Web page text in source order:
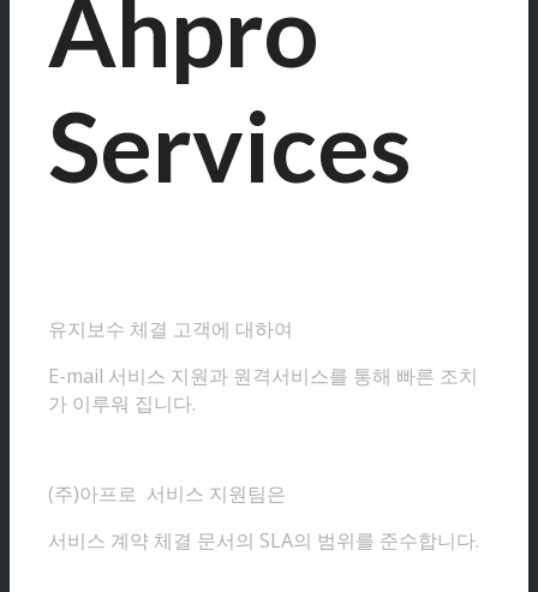
Ahpro
Services
유지보수 체결 고객에 대하여
E-mail 서비스 지원과 원격서비스를 통해 빠른 조치
가 이루워 집니다.
(주)아프로 서비스 지원팀은
서비스 계약 체결 문서의 SLA의 범위를 준수합니다.